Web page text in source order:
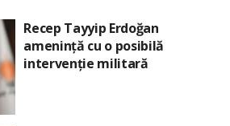
Recep Tayyip Erdoğan
amenință cu o posibilă
intervenție militară